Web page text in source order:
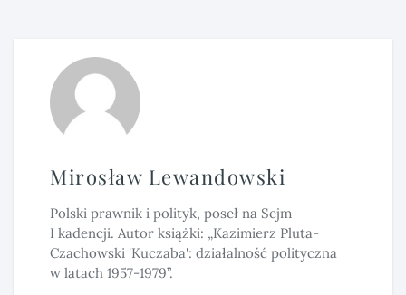
Mirosław Lewandowski
Polski prawnik i polityk, poseł na Sejm
I kadencji. Autor książki: „Kazimierz Pluta-
Czachowski 'Kuczaba': działalność polityczna
w latach 1957-1979”.